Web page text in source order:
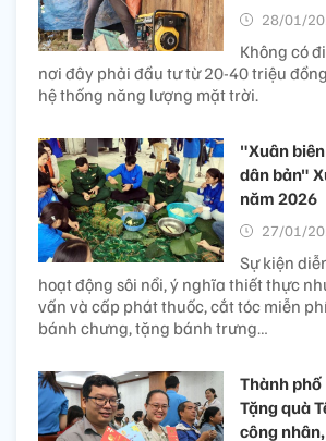
28/01/
Không có
nơi đây phải đầu tư từ 20-40 triệu
hệ thống năng lượng mặt trời.
"Xuân
dân bản"
năm 2026
27/01/
Sự kiện
hoạt động sôi nổi, ý nghĩa thiết thực
vấn và cấp phát thuốc, cắt tóc miễn
bánh chưng, tặng bánh trưng…
Thành phố
Tặng quà
công